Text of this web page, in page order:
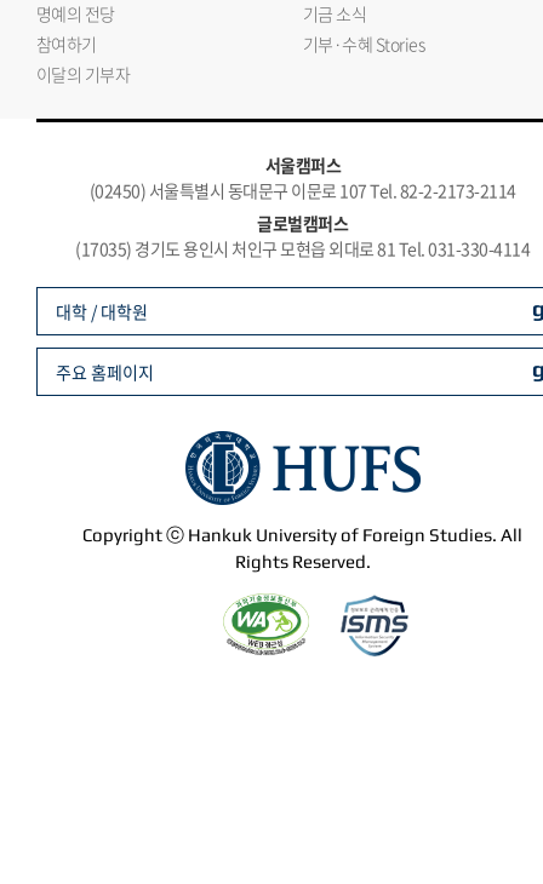
명예의 전당
기금 소식
참여하기
기부·수혜 Stories
이달의 기부자
서울캠퍼스
(02450) 서울특별시 동대문구 이문로 107 Tel. 82-2-2173-2114
글로벌캠퍼스
(17035) 경기도 용인시 처인구 모현읍 외대로 81 Tel. 031-330-4114
Copyright ⓒ Hankuk University of Foreign Studies. All
Rights Reserved.
대학 / 대학원
주요 홈페이지